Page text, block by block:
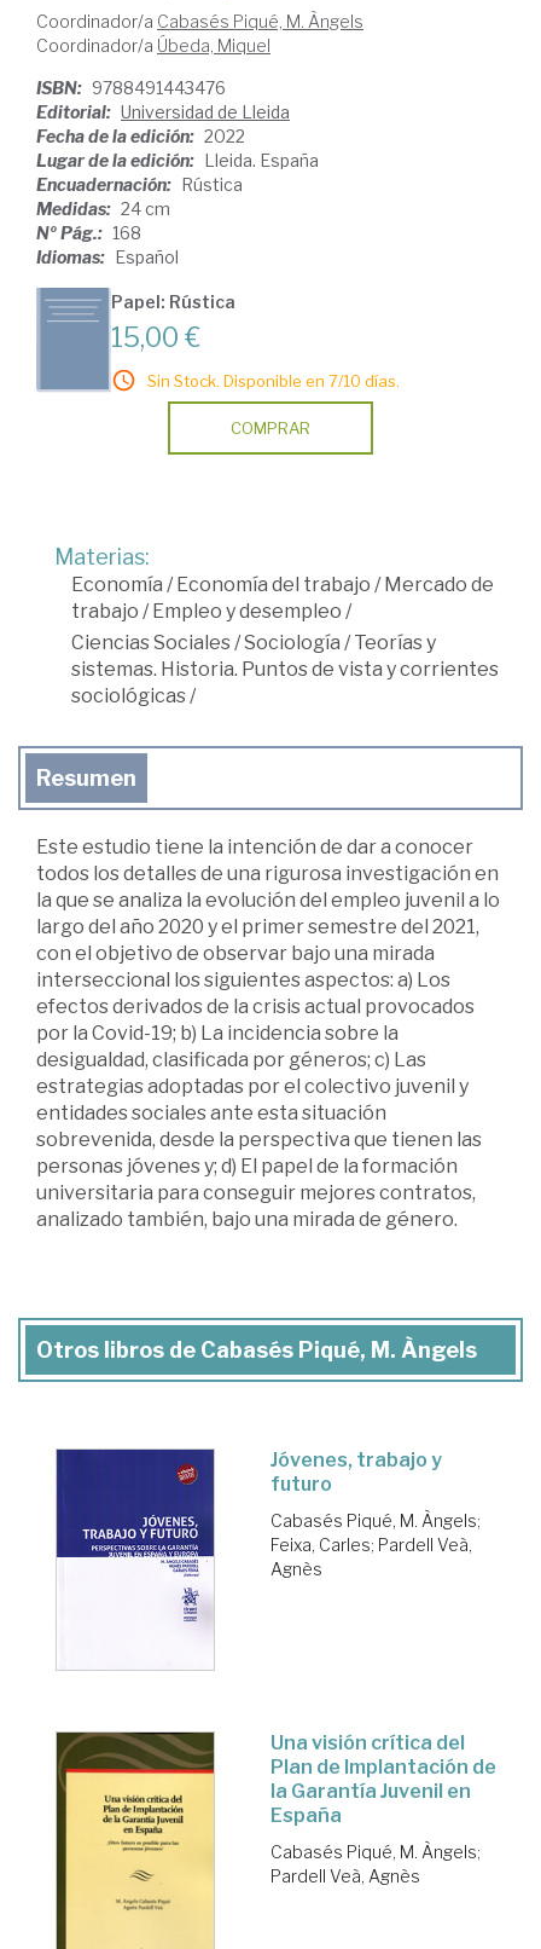
Coordinador/a Cabasés Piqué, M. Àngels
Coordinador/a Úbeda, Miquel
ISBN: 9788491443476
Editorial: Universidad de Lleida
Fecha de la edición: 2022
Lugar de la edición: Lleida. España
Encuadernación: Rústica
Medidas: 24 cm
Nº Pág.: 168
Idiomas: Español
Papel: Rústica
15,00 €
Sin Stock. Disponible en 7/10 días.
COMPRAR
Materias:
Economía /Economía del trabajo /Mercado de
trabajo /Empleo y desempleo /
Ciencias Sociales/Sociología /Teorías y
sistemas. Historia. Puntos de vista y corrientes
sociológicas/
Resumen
Este estudio tiene la intención de dar a conocer
todos los detalles de una rigurosa investigación en
la que se analiza la evolución del empleo juvenil a lo
largo del año 2020 y el primer semestre del 2021,
con el objetivo de observar bajo una mirada
interseccional los siguientes aspectos: a) Los
efectos derivados de la crisis actual provocados
por la Covid-19; b) La incidencia sobre la
desigualdad, clasificada por géneros; c) Las
estrategias adoptadas por el colectivo juvenil y
entidades sociales ante esta situación
sobrevenida, desde la perspectiva que tienen las
personas jóvenes y; d) El papel de la formación
universitaria para conseguir mejores contratos,
analizado también, bajo una mirada de género.
Otros libros de Cabasés Piqué, M. Àngels
Jóvenes, trabajo y
futuro
Cabasés Piqué, M. Àngels;
Feixa, Carles; Pardell Veà,
Agnès
Una visión crítica del
Plan de Implantación de
la Garantía Juvenil en
España
Cabasés Piqué, M. Àngels;
Pardell Veà, Agnès